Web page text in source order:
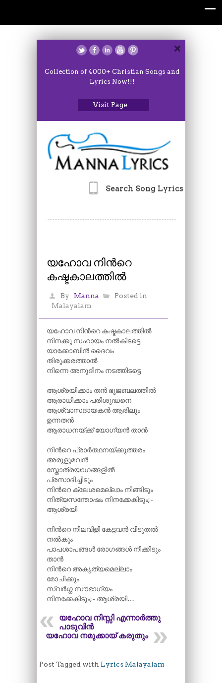
Collection of 4000+ Christian Songs and
Lyrics Now!!!
Visit Page
Search Song Lyrics
യഹോവ നിന്‍റെ
കഷ്ടകാലത്തിൽ
By Manna
Posted in
Malayalam
യഹോവ നിന്‍റെ കഷ്ടകാലത്തിൽ
നിനക്കു സഹായം നൽകിടട്ടെ
യാക്കോബിൻ ദൈവം
തിരുക്കരത്താൽ
നിന്നെ അനുദിനം നടത്തിടട്ടെ
ആശ്രയിക്കാം തൻ ഭൂജബലത്തിൽ
ആരാധിക്കാം പരിശുദ്ധനെ
ആശ്വാസദായകൻ ആരിലും
ഉന്നതൻ
ആരാധനയ്ക്ക് യോഗ്യൻ താൻ
നിന്‍റെ പ്രാർത്ഥനയ്ക്കുത്തരം
അരുളുമവൻ
സ്തോത്രയാഗങ്ങളിൽ
പ്രസാദിച്ചീടും
നിന്‍റെ ക്ലേശമെല്ലാം നീങ്ങിടും
നിത്യസന്തോഷം നിനക്കേകിടും;-
ആശ്രയി
നിന്‍റെ നിലവിളി കേട്ടവൻ വിടുതൽ
നൽകും
പാപശാപങ്ങൾ രോഗങ്ങൾ നീക്കിടും
താൻ
നിന്‍റെ അകൃത്യമെല്ലാം
മോചിക്കും
സ്വർഗ്ഗ സൗഭാഗ്യം
നിനക്കേകിടും;- ആശ്രയി…
യഹോവ നിസ്സി എന്നാർത്തു
പാടുവിൻ
യഹോവ നമുക്കായ് കരുതും
Post Tagged with Lyrics Malayalam